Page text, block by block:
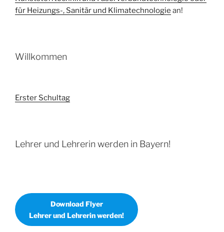
für Heizungs-, Sanitär und Klimatechnologie an!
Willkommen
Erster Schultag
Lehrer und Lehrerin werden in Bayern!
Download Flyer
Lehrer und Lehrerin werden!